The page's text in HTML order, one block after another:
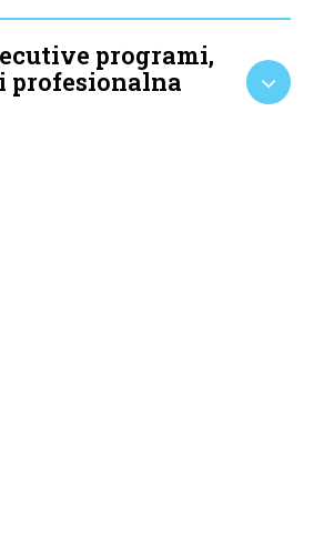
programi,